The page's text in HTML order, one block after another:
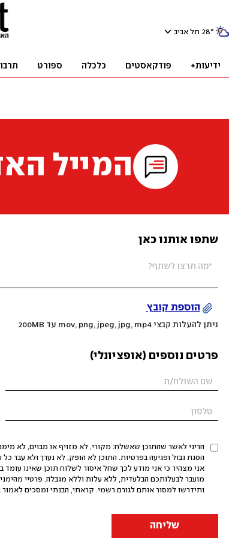
28° תל אביב
ידיעות+ פודקאסטים כלכלה ספורט
המייל
שתפו אותנו כאן
הוספת קובץ
ניתן להעלות קבצי mov, png, jpeg, jpg, mp4 עד 200MB
פרטים נוספים (אופציונלי)
הריני לאשר שהתוכן שאשלח: מקורי, לא מזויף או מבוים, לא
אני מצהיר כי אני מודע לכך שחל איסור לשלוח תוכן שאינו
מועבר לבעלותכם הבלעדית, ללא עלות וללא מגבלה. פרטיי
ותידרשו למסור אותם לגורם רשמי. קראתי, הבנתי ומסכים לאמור
שליחה